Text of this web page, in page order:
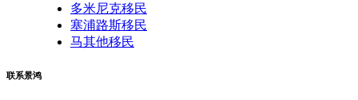
多米尼克移民
塞浦路斯移民
马其他移民
联系景鸿